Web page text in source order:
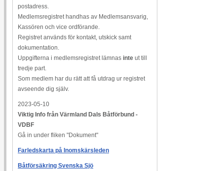
postadress.
Medlemsregistret handhas av Medlemsansvarig,
Kassören och vice ordförande.
Registret används för kontakt, utskick samt
dokumentation.
Uppgifterna i medlemsregistret lämnas inte ut till
tredje part.
Som medlem har du rätt att få utdrag ur registret
avseende dig själv.
2023-05-10
Viktig Info från Värmland Dals Båtförbund -
VDBF
Gå in under fliken "Dokument"
Farledskarta på Inomskärsleden
Båtförsäkring Svenska Sjö